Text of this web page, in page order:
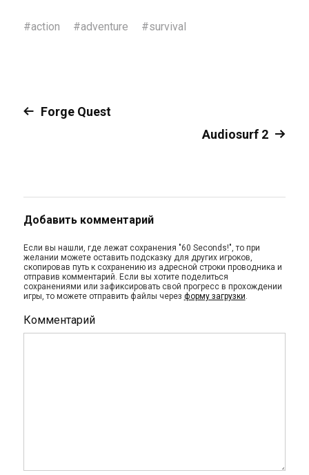
#action #adventure #survival
Forge Quest
Audiosurf 2
Добавить комментарий
Если вы нашли, где лежат сохранения "60 Seconds!", то при
желании можете оставить подсказку для других игроков,
скопировав путь к сохранению из адресной строки проводника и
отправив комментарий. Если вы хотите поделиться
сохранениями или зафиксировать свой прогресс в прохождении
игры, то можете отправить файлы через форму загрузки.
Комментарий